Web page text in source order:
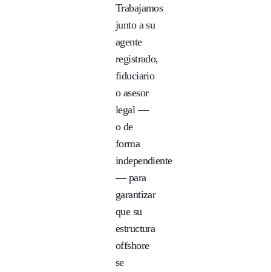
Trabajamos
junto a su
agente
registrado,
fiduciario
o asesor
legal —
o de
forma
independiente
— para
garantizar
que su
estructura
offshore
se